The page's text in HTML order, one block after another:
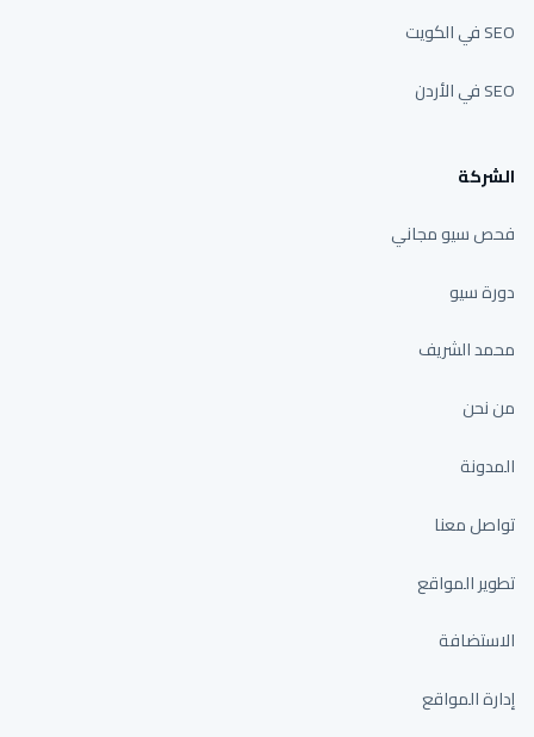
SEO في الكويت
SEO في الأردن
الشركة
فحص سيو مجاني
دورة سيو
محمد الشريف
من نحن
المدونة
تواصل معنا
تطوير المواقع
الاستضافة
إدارة المواقع